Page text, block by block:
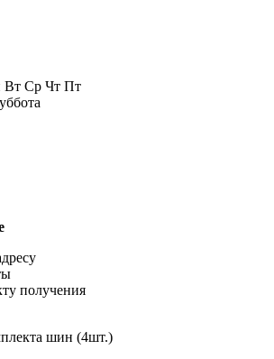
Вт Ср Чт Пт
получения
шин (4шт.)